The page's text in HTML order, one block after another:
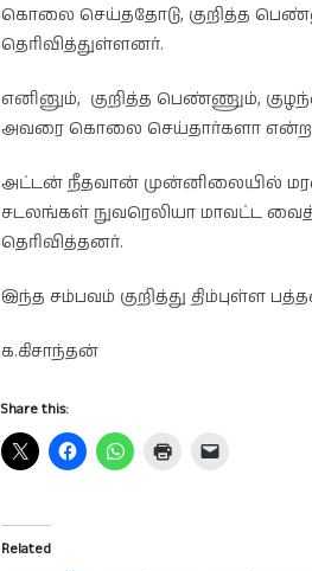
கொலை செய்ததோடு, குறித்த
தெரிவித்துள்ளனர்.
எனினும், குறித்த பெண்ணும்,
அவரை கொலை செய்தார்களா என்ற
அட்டன் நீதவான் முன்னிலையில்
சடலங்கள் நுவரெலியா மாவட்ட
தெரிவித்தனர்.
இந்த சம்பவம் குறித்து திம்புள்ள
க.கிசாந்தன்
Share this:
Related